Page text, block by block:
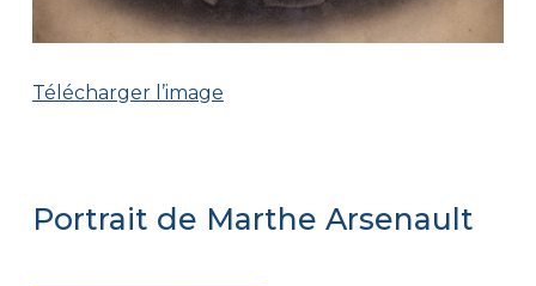
Télécharger l’image
Portrait de Marthe Arsenault